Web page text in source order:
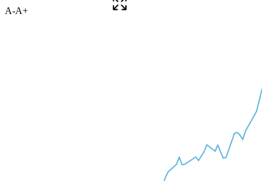
A-A+